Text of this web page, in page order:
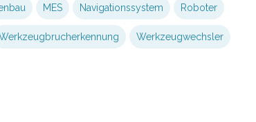
MES Navigationssystem Roboter
Werkzeugwechsler